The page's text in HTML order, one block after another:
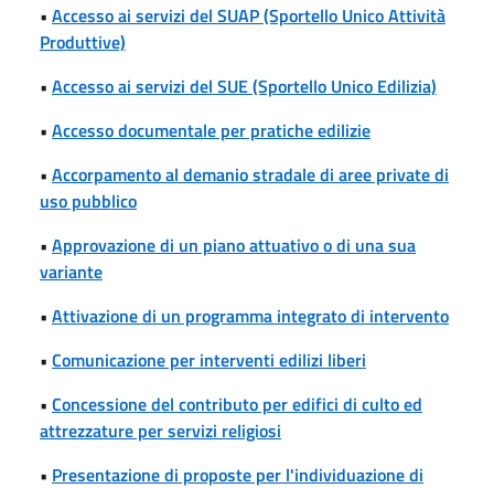
• Accesso ai servizi del SUAP (Sportello Unico Attività
Produttive)
• Accesso ai servizi del SUE (Sportello Unico Edilizia)
• Accesso documentale per pratiche edilizie
• Accorpamento al demanio stradale di aree private di
uso pubblico
• Approvazione di un piano attuativo o di una sua
variante
• Attivazione di un programma integrato di intervento
• Comunicazione per interventi edilizi liberi
• Concessione del contributo per edifici di culto ed
attrezzature per servizi religiosi
• Presentazione di proposte per l'individuazione di